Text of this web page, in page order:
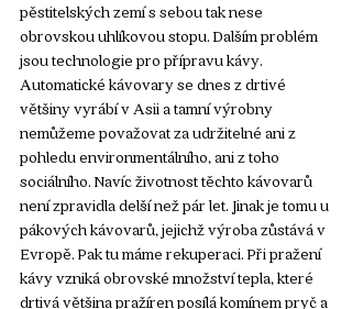
pěstitelských zemí s sebou tak nese
obrovskou uhlíkovou stopu. Dalším problém
jsou technologie pro přípravu kávy.
Automatické kávovary se dnes z drtivé
většiny vyrábí v Asii a tamní výrobny
nemůžeme považovat za udržitelné ani z
pohledu environmentálního, ani z toho
sociálního. Navíc životnost těchto kávovarů
není zpravidla delší než pár let. Jinak je tomu u
pákových kávovarů, jejichž výroba zůstává v
Evropě. Pak tu máme rekuperaci. Při pražení
kávy vzniká obrovské množství tepla, které
drtivá většina pražíren posílá komínem pryč a